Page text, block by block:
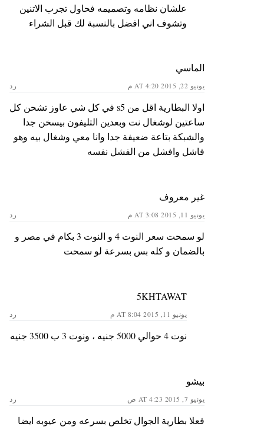
علشان نظامه وتصميمه فحاول تجرب الاتنين
وتشوف اني افضل بالنسبة لك قبل الشراء
الماسي
يونيو 22, 2015 AT 4:20 م رد
اولا البطارية اقل من s5 في كل شي عاوز تشحن كل
ساعتين لوشغال نت وبعدين التليفون بيسخن جدا
والشبكة بتاعة ضعيفة جدا وانا معي وشغال بيه وهو
فاشل وافشل من الفشل نفسه
غير معروف
يونيو 11, 2015 AT 3:08 م رد
لو سمحت سعر النوت 4 و النوت 3 بكام في مصر و
بالضمان و كله بس بسرعة لو سمحت
5KHTAWAT
يونيو 11, 2015 AT 8:04 م رد
نوت 4 حوالي 5000 جنيه ، ونوت 3 ب 3500 جنيه
بيشو
يونيو 7, 2015 AT 4:23 ص رد
فعلا بطارية الجوال تخلص بسرعه ومن عيوبه ايضا